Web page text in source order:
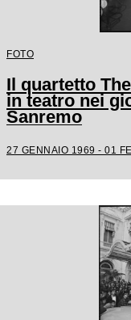
FOTO
Il quartetto
in teatro nei
Sanremo
27 GENNAIO 1969 - 01